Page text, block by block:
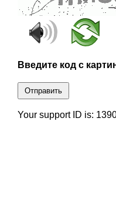
Введите код с
Отправить
Your support ID is: